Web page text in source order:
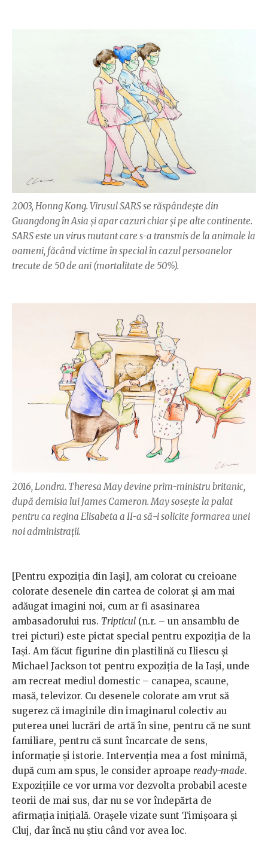
2003, Honng Kong. Virusul SARS se răspândeşte din
Guangdong în Asia şi apar cazuri chiar şi pe alte continente.
SARS este un virus mutant care s-a transmis de la animale la
oameni, făcând victime în special în cazul persoanelor
trecute de 50 de ani (mortalitate de 50%).
2016, Londra. Theresa May devine prim-ministru britanic,
după demisia lui James Cameron. May soseşte la palat
pentru ca regina Elisabeta a II-a să-i solicite formarea unei
noi administraţii.
[Pentru expoziţia din Iaşi], am colorat cu creioane
colorate desenele din cartea de colorat şi am mai
adăugat imagini noi, cum ar fi asasinarea
ambasadorului rus. Tripticul (n.r. – un ansamblu de
trei picturi) este pictat special pentru expoziţia de la
Iaşi. Am făcut figurine din plastilină cu Iliescu şi
Michael Jackson tot pentru expoziţia de la Iaşi, unde
am recreat mediul domestic – canapea, scaune,
masă, televizor. Cu desenele colorate am vrut să
sugerez că imaginile din imaginarul colectiv au
puterea unei lucrări de artă în sine, pentru că ne sunt
familiare, pentru că sunt încarcate de sens,
informaţie şi istorie. Intervenţia mea a fost minimă,
după cum am spus, le consider aproape ready-made.
Expoziţiile ce vor urma vor dezvolta probabil aceste
teorii de mai sus, dar nu se vor îndepărta de
afirmaţia iniţială. Oraşele vizate sunt Timişoara şi
Cluj, dar încă nu ştiu când vor avea loc.